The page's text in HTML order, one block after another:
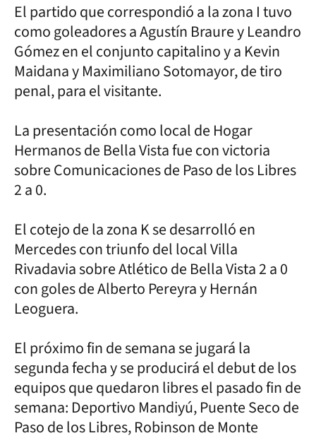
El partido que correspondió a la zona I tuvo
como goleadores a Agustín Braure y Leandro
Gómez en el conjunto capitalino y a Kevin
Maidana y Maximiliano Sotomayor, de tiro
penal, para el visitante.
La presentación como local de Hogar
Hermanos de Bella Vista fue con victoria
sobre Comunicaciones de Paso de los Libres
2 a 0.
El cotejo de la zona K se desarrolló en
Mercedes con triunfo del local Villa
Rivadavia sobre Atlético de Bella Vista 2 a 0
con goles de Alberto Pereyra y Hernán
Leoguera.
El próximo fin de semana se jugará la
segunda fecha y se producirá el debut de los
equipos que quedaron libres el pasado fin de
semana: Deportivo Mandiyú, Puente Seco de
Paso de los Libres, Robinson de Monte